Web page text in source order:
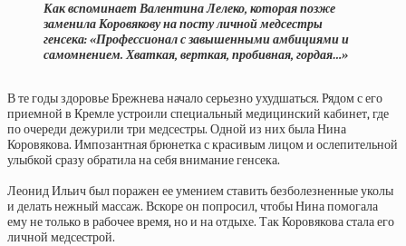
Как вспоминает Валентина Лелеко, которая позже
заменила Коровякову на посту личной медсестры
генсека: «Профессионал с завышенными амбициями и
самомнением. Хваткая, верткая, пробивная, гордая…»
В те годы здоровье Брежнева начало серьезно ухудшаться. Рядом с его
приемной в Кремле устроили специальный медицинский кабинет, где
по очереди дежурили три медсестры. Одной из них была Нина
Коровякова. Импозантная брюнетка с красивым лицом и ослепительной
улыбкой сразу обратила на себя внимание генсека.
Леонид Ильич был поражен ее умением ставить безболезненные уколы
и делать нежный массаж. Вскоре он попросил, чтобы Нина помогала
ему не только в рабочее время, но и на отдыхе. Так Коровякова стала его
личной медсестрой.